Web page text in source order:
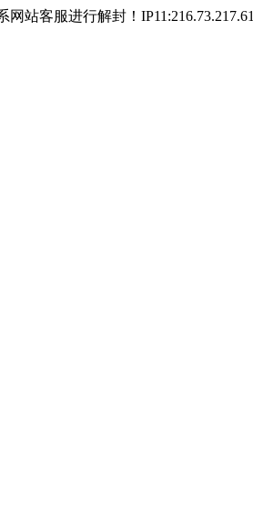
站客服进行解封！IP11:216.73.217.61